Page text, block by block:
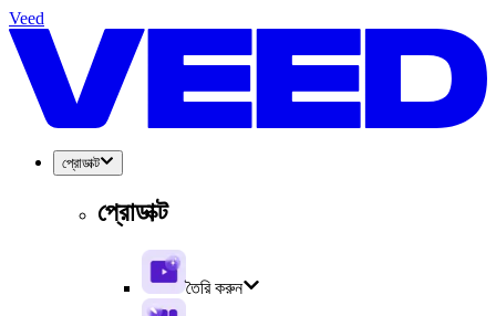
Veed
প্রোডাক্ট
প্রোডাক্ট
তৈরি করুন